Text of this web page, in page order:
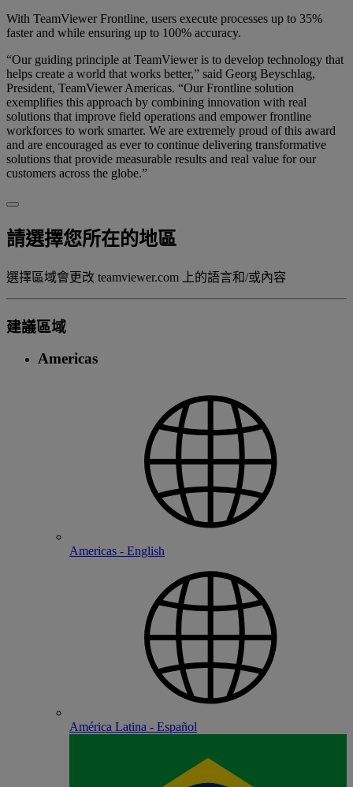
With TeamViewer Frontline, users execute processes up to 35%
faster and while ensuring up to 100% accuracy.
“Our guiding principle at TeamViewer is to develop technology that
helps create a world that works better,” said Georg Beyschlag,
President, TeamViewer Americas. “Our Frontline solution
exemplifies this approach by combining innovation with real
solutions that improve field operations and empower frontline
workforces to work smarter. We are extremely proud of this award
and are encouraged as ever to continue delivering transformative
solutions that provide measurable results and real value for our
customers across the globe.”
請選擇您所在的地區
選擇區域會更改 teamviewer.com 上的語言和/或內容
建議區域
Americas
Americas - English
América Latina - Español